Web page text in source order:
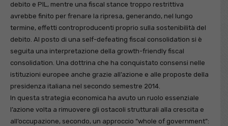
debito e PIL, mentre una fiscal stance troppo restrittiva
avrebbe finito per frenare la ripresa, generando, nel lungo
termine, effetti controproducenti proprio sulla sostenibilità del
debito. Al posto di una self-defeating fiscal consolidation si è
seguita una interpretazione della growth-friendly fiscal
consolidation. Una dottrina che ha conquistato consensi nelle
istituzioni europee anche grazie all’azione e alle proposte della
presidenza italiana nel secondo semestre 2014.
In questa strategia economica ha avuto un ruolo essenziale
l’azione volta a rimuovere gli ostacoli strutturali alla crescita e
all’occupazione, secondo, un approccio “whole of government”: